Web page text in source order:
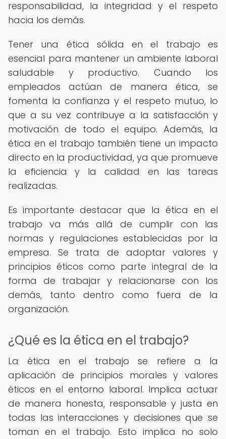
responsabilidad, la integridad y el respeto
hacia los demás.
Tener una ética sólida en el trabajo es
esencial para mantener un ambiente laboral
saludable y productivo. Cuando los
empleados actúan de manera ética, se
fomenta la confianza y el respeto mutuo, lo
que a su vez contribuye a la satisfacción y
motivación de todo el equipo. Además, la
ética en el trabajo también tiene un impacto
directo en la productividad, ya que promueve
la eficiencia y la calidad en las tareas
realizadas.
Es importante destacar que la ética en el
trabajo va más allá de cumplir con las
normas y regulaciones establecidas por la
empresa. Se trata de adoptar valores y
principios éticos como parte integral de la
forma de trabajar y relacionarse con los
demás, tanto dentro como fuera de la
organización.
¿Qué es la ética en el trabajo?
La ética en el trabajo se refiere a la
aplicación de principios morales y valores
éticos en el entorno laboral. Implica actuar
de manera honesta, responsable y justa en
todas las interacciones y decisiones que se
toman en el trabajo. Esto implica no solo